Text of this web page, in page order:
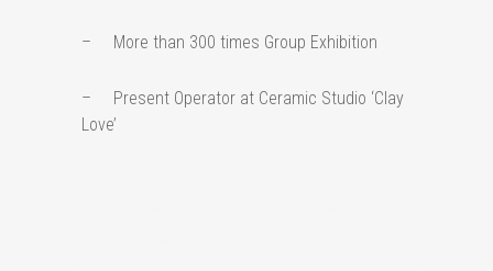
– More than 300 times Group Exhibition
– Present Operator at Ceramic Studio ‘Clay
Love’